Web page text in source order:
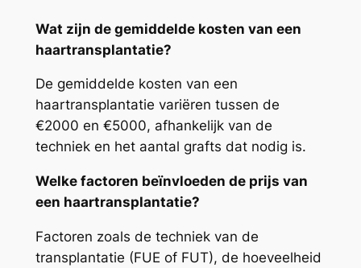
Wat zijn de gemiddelde kosten van een
haartransplantatie?
De gemiddelde kosten van een
haartransplantatie variëren tussen de
€2000 en €5000, afhankelijk van de
techniek en het aantal grafts dat nodig is.
Welke factoren beïnvloeden de prijs van
een haartransplantatie?
Factoren zoals de techniek van de
transplantatie (FUE of FUT), de hoeveelheid